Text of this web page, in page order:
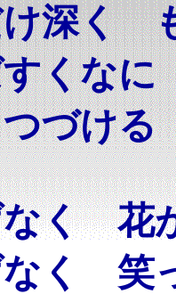
深く
くな
づけ
く 花
なく 笑